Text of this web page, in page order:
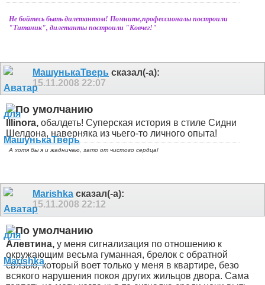
Не бойтесь быть дилетантом! Помните,профессионалы построили
"Титаник", дилетанты построили "Ковчег!"
МашунькаТверь сказал(-а):
15.11.2008 22:07
Illinora, обалдеть! Суперская история в стиле Сидни
Шелдона, наверняка из чьего-то личного опыта!
А хотя бы я и жадничаю, зато от чистого сердца!
Marishka сказал(-а):
15.11.2008 22:12
Алевтина, у меня сигнализация по отношению к
окружающим весьма гуманная, брелок с обратной
связью, который воет только у меня в квартире, безо
всякого нарушения покоя других жильцов двора. Сама